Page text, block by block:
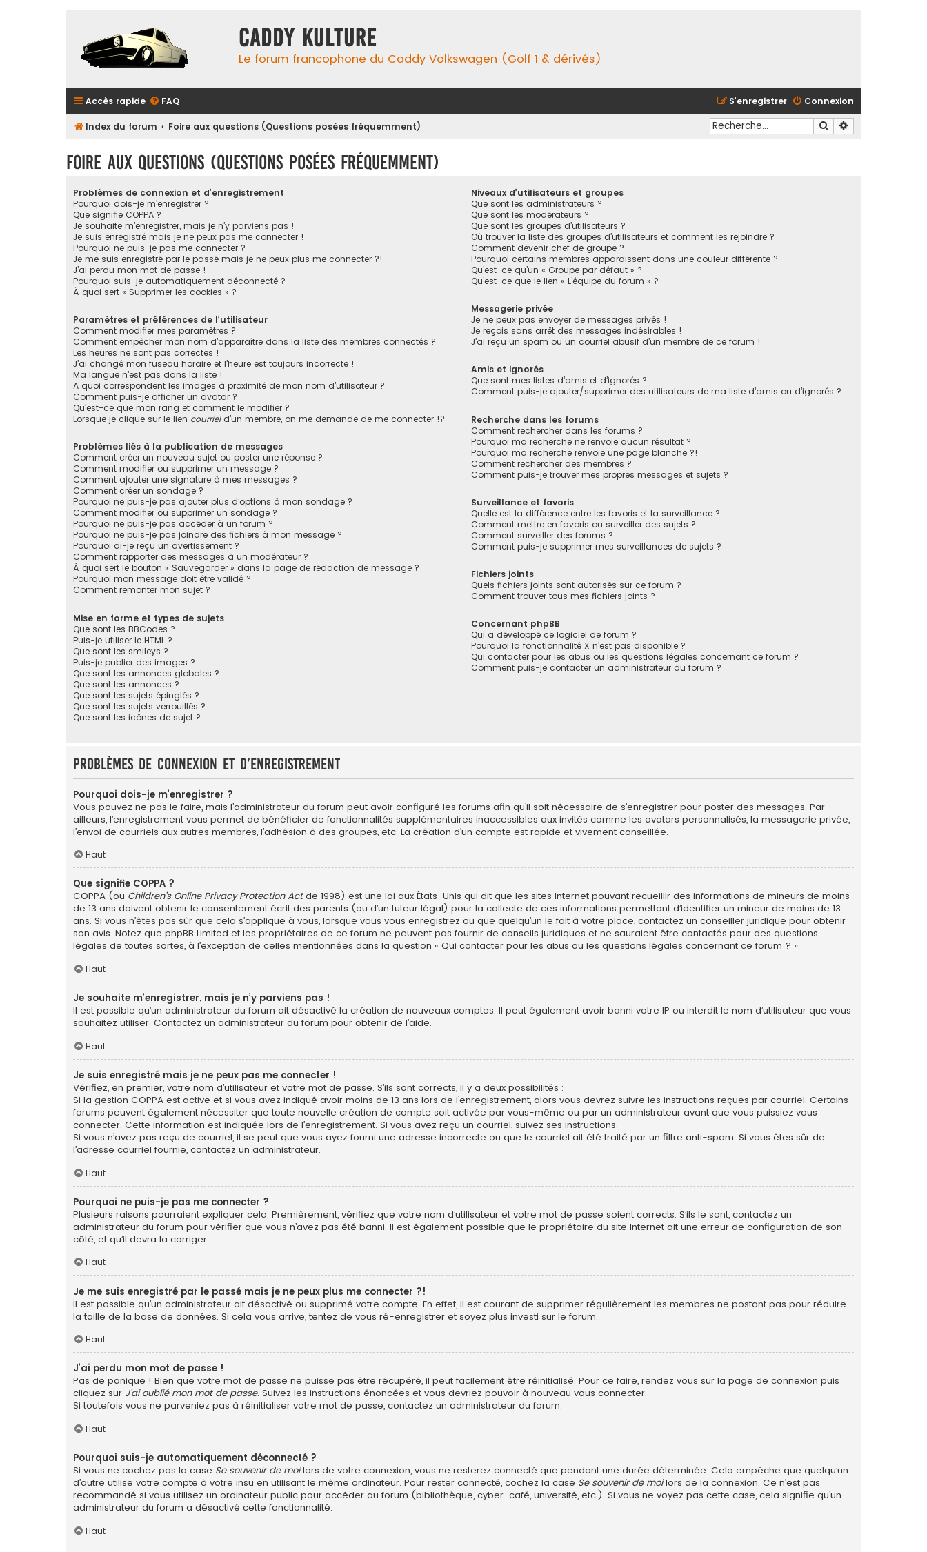
Caddy Kulture
Le forum francophone du Caddy Volkswagen (Golf 1 & dérivés)
Accès rapide FAQ Connexion
S’enregistrer
Index du forum Foire aux questions (Questions posées fréquemment) Rechercher
Foire aux questions (Questions posées fréquemment)
Problèmes de connexion et d’enregistrement
Pourquoi dois-je m’enregistrer ?
Que signifie COPPA ?
Je souhaite m’enregistrer, mais je n’y parviens pas !
Je suis enregistré mais je ne peux pas me connecter !
Pourquoi ne puis-je pas me connecter ?
Je me suis enregistré par le passé mais je ne peux plus me connecter ?!
J’ai perdu mon mot de passe !
Pourquoi suis-je automatiquement déconnecté ?
À quoi sert « Supprimer les cookies » ?
Paramètres et préférences de l’utilisateur
Comment modifier mes paramètres ?
Comment empêcher mon nom d’apparaître dans la liste des membres connectés ?
Les heures ne sont pas correctes !
J’ai changé mon fuseau horaire et l’heure est toujours incorrecte !
Ma langue n’est pas dans la liste !
A quoi correspondent les images à proximité de mon nom d’utilisateur ?
Comment puis-je afficher un avatar ?
Qu’est-ce que mon rang et comment le modifier ?
Lorsque je clique sur le lien courrield’un membre, on me demande de me connecter !?
Problèmes liés à la publication de messages
Comment créer un nouveau sujet ou poster une réponse ?
Comment modifier ou supprimer un message ?
Comment ajouter une signature à mes messages ?
Comment créer un sondage ?
Pourquoi ne puis-je pas ajouter plus d’options à mon sondage ?
Comment modifier ou supprimer un sondage ?
Pourquoi ne puis-je pas accéder à un forum ?
Pourquoi ne puis-je pas joindre des fichiers à mon message ?
Pourquoi ai-je reçu un avertissement ?
Comment rapporter des messages à un modérateur ?
À quoi sert le bouton « Sauvegarder » dans la page de rédaction de message ?
Pourquoi mon message doit être validé ?
Comment remonter mon sujet ?
Mise en forme et types de sujets
Que sont les BBCodes ?
Puis-je utiliser le HTML ?
Que sont les smileys ?
Puis-je publier des images ?
Que sont les annonces globales ?
Que sont les annonces ?
Que sont les sujets épinglés ?
Que sont les sujets verrouillés ?
Que sont les icônes de sujet ?
Niveaux d’utilisateurs et groupes
Que sont les administrateurs ?
Que sont les modérateurs ?
Que sont les groupes d’utilisateurs ?
Où trouver la liste des groupes d’utilisateurs et comment les rejoindre ?
Comment devenir chef de groupe ?
Pourquoi certains membres apparaissent dans une couleur différente ?
Qu’est-ce qu’un « Groupe par défaut » ?
Qu’est-ce que le lien « L’équipe du forum » ?
Messagerie privée
Je ne peux pas envoyer de messages privés !
Je reçois sans arrêt des messages indésirables !
J’ai reçu un spam ou un courriel abusif d’un membre de ce forum !
Amis et ignorés
Que sont mes listes d’amis et d’ignorés ?
Comment puis-je ajouter/supprimer des utilisateurs de ma liste d’amis ou d’ignorés ?
Recherche dans les forums
Comment rechercher dans les forums ?
Pourquoi ma recherche ne renvoie aucun résultat ?
Pourquoi ma recherche renvoie une page blanche ?!
Comment rechercher des membres ?
Comment puis-je trouver mes propres messages et sujets ?
Surveillance et favoris
Quelle est la différence entre les favoris et la surveillance ?
Comment mettre en favoris ou surveiller des sujets ?
Comment surveiller des forums ?
Comment puis-je supprimer mes surveillances de sujets ?
Fichiers joints
Quels fichiers joints sont autorisés sur ce forum ?
Comment trouver tous mes fichiers joints ?
Concernant phpBB
Qui a développé ce logiciel de forum ?
Pourquoi la fonctionnalité X n’est pas disponible ?
Qui contacter pour les abus ou les questions légales concernant ce forum ?
Comment puis-je contacter un administrateur du forum ?
Problèmes de connexion et d’enregistrement
Pourquoi dois-je m’enregistrer ?
Vous pouvez ne pas le faire, mais l’administrateur du forum peut avoir configuré les forums afin qu’il soit nécessaire de s’enregistrer pour poster des messages. Par
ailleurs, l’enregistrement vous permet de bénéficier de fonctionnalités supplémentaires inaccessibles aux invités comme les avatars personnalisés, la messagerie privée,
l’envoi de courriels aux autres membres, l’adhésion à des groupes, etc. La création d’un compte est rapide et vivement conseillée.
Haut
Que signifie COPPA ?
COPPA (ou Children’s Online Privacy Protection Actde 1998) est une loi aux États-Unis qui dit que les sites Internet pouvant recueillir des informations de mineurs de moins
de 13 ans doivent obtenir le consentement écrit des parents (ou d’un tuteur légal) pour la collecte de ces informations permettant d’identifier un mineur de moins de 13
ans. Si vous n’êtes pas sûr que cela s’applique à vous, lorsque vous vous enregistrez ou que quelqu’un le fait à votre place, contactez un conseiller juridique pour obtenir
son avis. Notez que phpBB Limited et les propriétaires de ce forum ne peuvent pas fournir de conseils juridiques et ne sauraient être contactés pour des questions
légales de toutes sortes, à l’exception de celles mentionnées dans la question « Qui contacter pour les abus ou les questions légales concernant ce forum ? ».
Haut
Je souhaite m’enregistrer, mais je n’y parviens pas !
Il est possible qu’un administrateur du forum ait désactivé la création de nouveaux comptes. Il peut également avoir banni votre IP ou interdit le nom d’utilisateur que vous
souhaitez utiliser. Contactez un administrateur du forum pour obtenir de l’aide.
Haut
Je suis enregistré mais je ne peux pas me connecter !
Vérifiez, en premier, votre nom d’utilisateur et votre mot de passe. S’ils sont corrects, il y a deux possibilités :
Si la gestion COPPA est active et si vous avez indiqué avoir moins de 13 ans lors de l’enregistrement, alors vous devrez suivre les instructions reçues par courriel. Certains
forums peuvent également nécessiter que toute nouvelle création de compte soit activée par vous-même ou par un administrateur avant que vous puissiez vous
connecter. Cette information est indiquée lors de l’enregistrement. Si vous avez reçu un courriel, suivez ses instructions.
Si vous n’avez pas reçu de courriel, il se peut que vous ayez fourni une adresse incorrecte ou que le courriel ait été traité par un filtre anti-spam. Si vous êtes sûr de
l’adresse courriel fournie, contactez un administrateur.
Haut
Pourquoi ne puis-je pas me connecter ?
Plusieurs raisons pourraient expliquer cela. Premièrement, vérifiez que votre nom d’utilisateur et votre mot de passe soient corrects. S’ils le sont, contactez un
administrateur du forum pour vérifier que vous n’avez pas été banni. Il est également possible que le propriétaire du site Internet ait une erreur de configuration de son
côté, et qu’il devra la corriger.
Haut
Je me suis enregistré par le passé mais je ne peux plus me connecter ?!
Il est possible qu’un administrateur ait désactivé ou supprimé votre compte. En effet, il est courant de supprimer régulièrement les membres ne postant pas pour réduire
la taille de la base de données. Si cela vous arrive, tentez de vous ré-enregistrer et soyez plus investi sur le forum.
Haut
J’ai perdu mon mot de passe !
Pas de panique ! Bien que votre mot de passe ne puisse pas être récupéré, il peut facilement être réinitialisé. Pour ce faire, rendez vous sur la page de connexion puis
cliquez sur J’ai oublié mon mot de passe. Suivez les instructions énoncées et vous devriez pouvoir à nouveau vous connecter.
Si toutefois vous ne parveniez pas à réinitialiser votre mot de passe, contactez un administrateur du forum.
Haut
Pourquoi suis-je automatiquement déconnecté ?
Si vous ne cochez pas la case Se souvenir de moilors de votre connexion, vous ne resterez connecté que pendant une durée déterminée. Cela empêche que quelqu’un
d’autre utilise votre compte à votre insu en utilisant le même ordinateur. Pour rester connecté, cochez la case Se souvenir de moilors de la connexion. Ce n’est pas
recommandé si vous utilisez un ordinateur public pour accéder au forum (bibliothèque, cyber-café, université, etc.). Si vous ne voyez pas cette case, cela signifie qu’un
administrateur du forum a désactivé cette fonctionnalité.
Haut